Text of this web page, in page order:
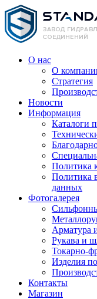
О нас
О
Стратегия
Новости
Информация
Каталоги
Политика
Политика
данных
Фотогалерея
Арматура
Рукава и
Токарно-
Изделия
Контакты
Магазин